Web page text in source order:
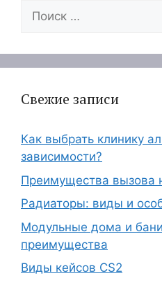
Поиск:
Свежие записи
Как выбрать клинику
зависимости?
Преимущества вызова
Радиаторы: виды и
Модульные дома и
преимущества
Виды кейсов CS2